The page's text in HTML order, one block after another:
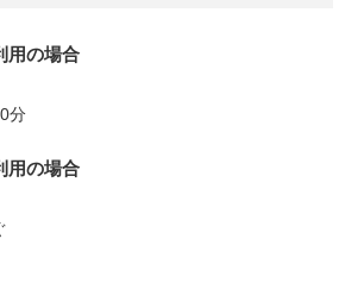
用の場合
分
用の場合